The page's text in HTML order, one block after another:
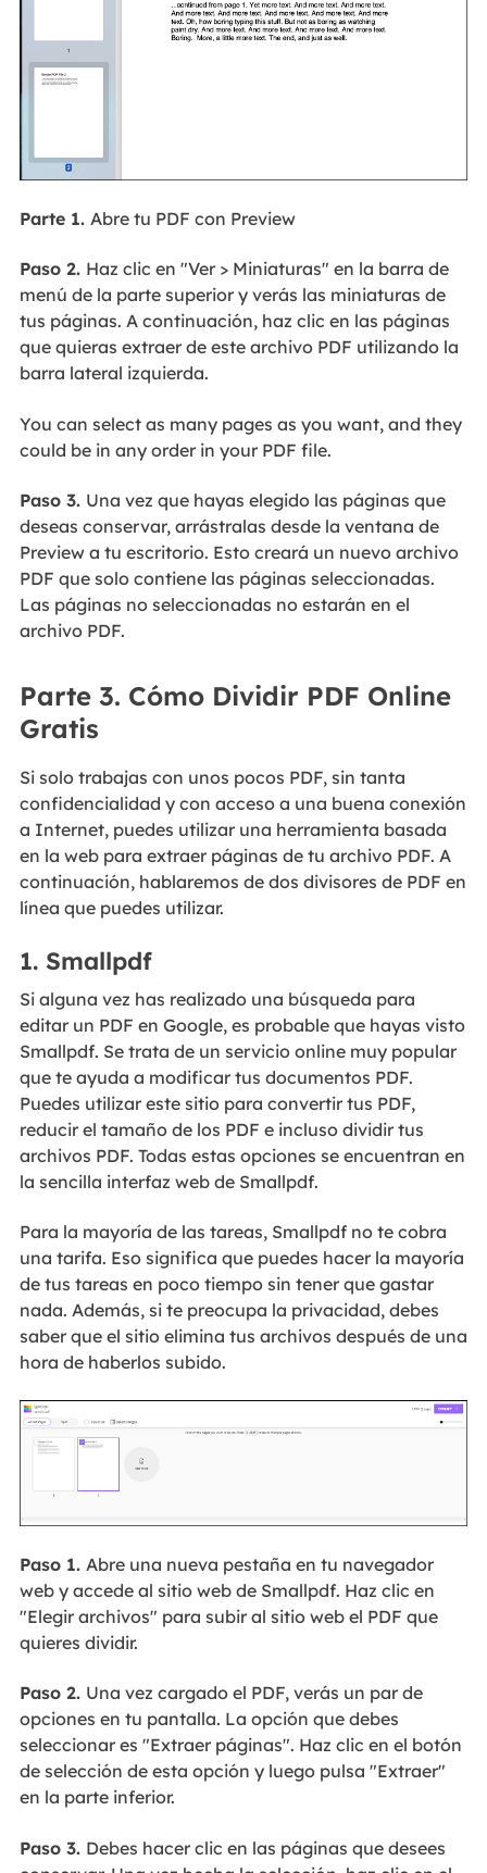
Parte 1. Abre tu PDF con Preview
Paso 2. Haz clic en "Ver > Miniaturas" en la barra de
menú de la parte superior y verás las miniaturas de
tus páginas. A continuación, haz clic en las páginas
que quieras extraer de este archivo PDF utilizando la
barra lateral izquierda.
You can select as many pages as you want, and they
could be in any order in your PDF file.
Paso 3. Una vez que hayas elegido las páginas que
deseas conservar, arrástralas desde la ventana de
Preview a tu escritorio. Esto creará un nuevo archivo
PDF que solo contiene las páginas seleccionadas.
Las páginas no seleccionadas no estarán en el
archivo PDF.
Parte 3. Cómo Dividir PDF Online
Gratis
Si solo trabajas con unos pocos PDF, sin tanta
confidencialidad y con acceso a una buena conexión
a Internet, puedes utilizar una herramienta basada
en la web para extraer páginas de tu archivo PDF. A
continuación, hablaremos de dos divisores de PDF en
línea que puedes utilizar.
1. Smallpdf
Si alguna vez has realizado una búsqueda para
editar un PDF en Google, es probable que hayas visto
Smallpdf. Se trata de un servicio online muy popular
que te ayuda a modificar tus documentos PDF.
Puedes utilizar este sitio para convertir tus PDF,
reducir el tamaño de los PDF e incluso dividir tus
archivos PDF. Todas estas opciones se encuentran en
la sencilla interfaz web de Smallpdf.
Para la mayoría de las tareas, Smallpdf no te cobra
una tarifa. Eso significa que puedes hacer la mayoría
de tus tareas en poco tiempo sin tener que gastar
nada. Además, si te preocupa la privacidad, debes
saber que el sitio elimina tus archivos después de una
hora de haberlos subido.
Paso 1. Abre una nueva pestaña en tu navegador
web y accede al sitio web de Smallpdf. Haz clic en
"Elegir archivos" para subir al sitio web el PDF que
quieres dividir.
Paso 2. Una vez cargado el PDF, verás un par de
opciones en tu pantalla. La opción que debes
seleccionar es "Extraer páginas". Haz clic en el botón
de selección de esta opción y luego pulsa "Extraer"
en la parte inferior.
Paso 3. Debes hacer clic en las páginas que desees